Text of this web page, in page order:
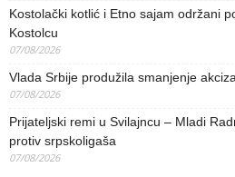
Kostolački kotlić i Etno sajam održani
Kostolcu
07/08/2026
Vlada Srbije produžila smanjenje
07/08/2026
Prijateljski remi u Svilajncu – Mladi
protiv srpskoligaša
07/08/2026